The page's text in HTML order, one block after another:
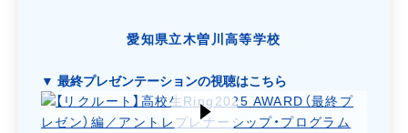
愛知県立木曽川高等学校
▼ 最終プレゼンテーションの視聴はこちら